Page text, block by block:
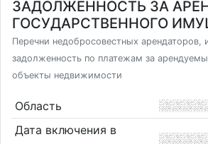
ЗАДОЛЖЕННОСТЬ ЗА
ГОСУДАРСТВЕННОГО
Перечни недобросовестных
задолженность по платежам за
объекты недвижимости
Область
Дата включения в